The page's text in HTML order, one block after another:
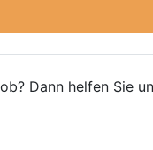
Dann helfen Sie